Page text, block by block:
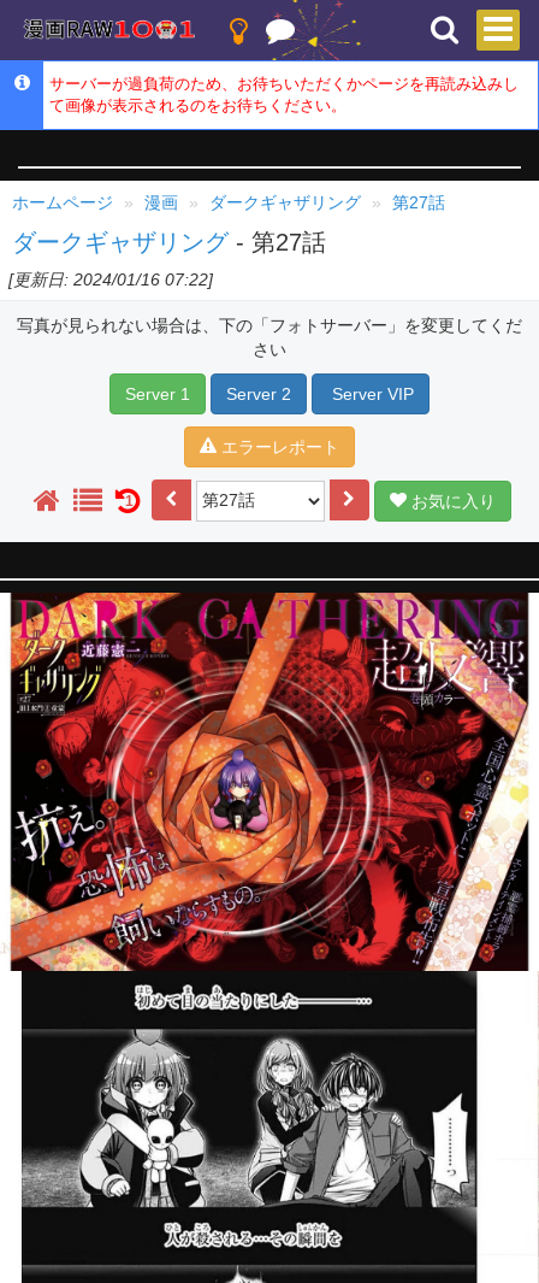
サーバーが過負荷のため、お待ちいただくかページを再読み込みし
て画像が表示されるのをお待ちください。
ホームページ 漫画 ダークギャザリング 第27話
ダークギャザリング - 第27話
[更新日: 2024/01/16 07:22]
写真が見られない場合は、下の「フォトサーバー」を変更してくだ
さい
Server 1 Server 2 Server VIP
エラーレポート
1 お気に入り